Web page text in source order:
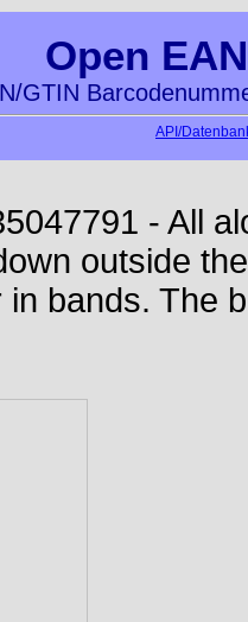
Open
GTIN
API/
- All
outside
bands. The